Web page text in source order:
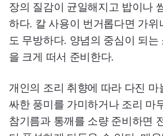
장의 질감이 균일해지고 밥이나
하다. 칼 사용이 번거롭다면 가위
도 무방하다. 양념의 중심이 되는
을 크게 떠서 준비한다.
개인의 조리 취향에 따라 다진 마
싸한 풍미를 가미하거나 조리 마
참기름과 통깨를 소량 준비하면